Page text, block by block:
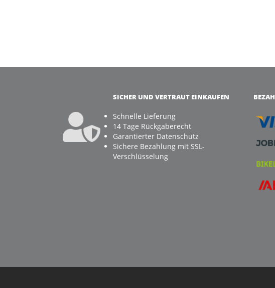
SICHER UND VERTRAUT EINKAUFEN
Schnelle Lieferung
14 Tage Rückgaberecht
Garantierter Datenschutz
Sichere Bezahlung mit SSL-
Verschlüsselung